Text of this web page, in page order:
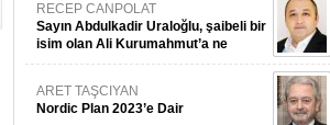
RECEP CANPOLAT
Sayın Abdulkadir Uraloğlu, şaibeli bir
isim olan Ali Kurumahmut’a ne
danışıyorsunuz?
ARET TAŞCIYAN
Nordic Plan 2023’e Dair